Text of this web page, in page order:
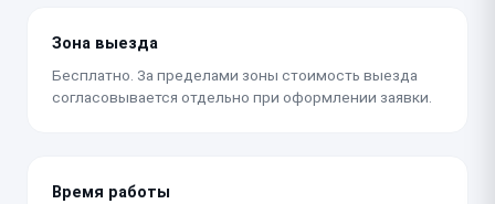
Зона выезда
Бесплатно. За пределами зоны стоимость выезда
согласовывается отдельно при оформлении заявки.
Время работы